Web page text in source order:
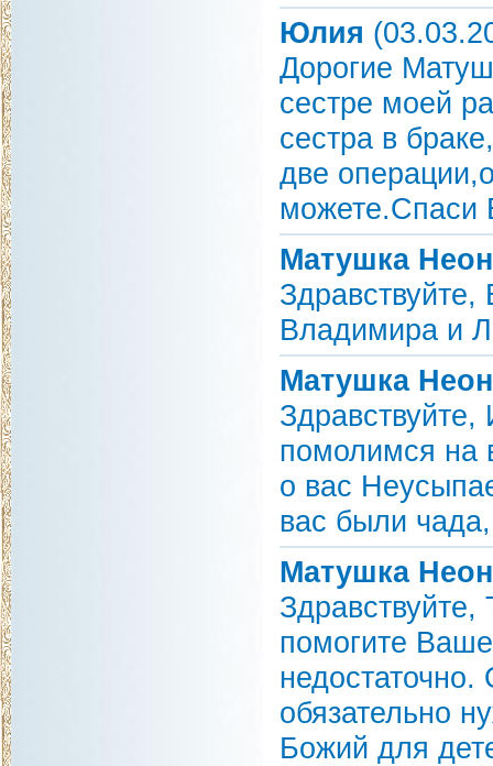
Юлия
Дорогие
сестре моей
сестра в
две
можете.Спаси
Матушка
Владимира и
Матушка
помолимся на
о вас
вас были чада,
Матушка
помогите
недостаточно.
обязательно
Божий для